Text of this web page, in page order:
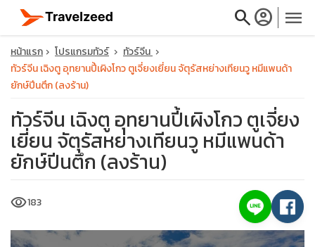
searchaccount_circle menu
close
travel_explore
calendar_month
หน้าแรก โปรแกรมทัวร์
ทัวร์จีน
ทัวร์จีน เฉิงตู อุทยานปี้เผิงโกว ตูเจี่ยงเยี่ยน จัตุรัสหย่างเทียนวู หมีแพนด้า
ยักษ์ปีนตึก (ลงร้าน)
ทัวร์จีน เฉิงตู อุทยานปี้เผิงโกว ตูเจี่ยง
เยี่ยน จัตุรัสหย่างเทียนวู หมีแพนด้า
ยักษ์ปีนตึก (ลงร้าน)
visibility183